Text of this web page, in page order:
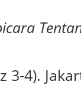
3-4).